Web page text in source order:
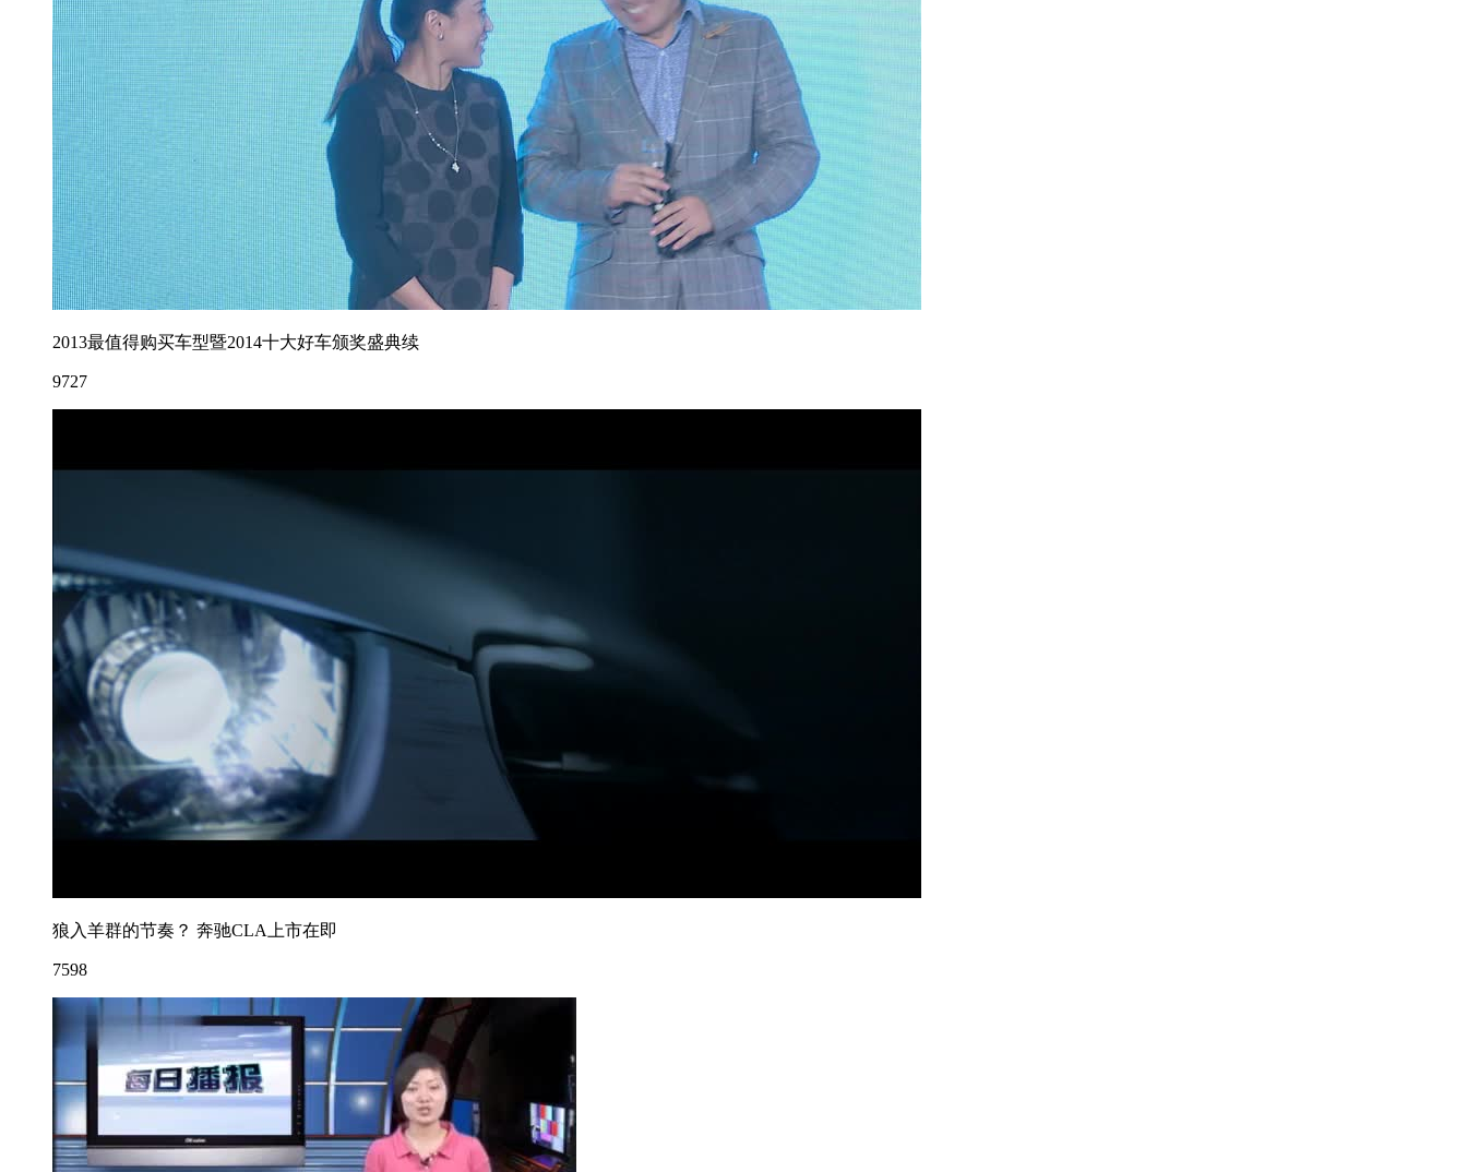
2013最值得购买车型暨2014十大好车颁奖盛典续
9727
狼入羊群的节奏？ 奔驰CLA上市在即
7598